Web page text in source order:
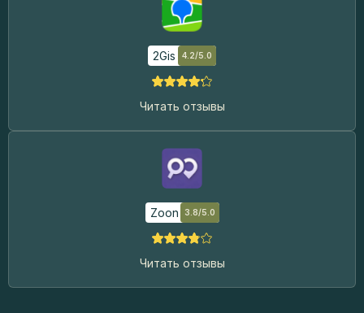
2Gis 4.2/5.0
Читать отзывы
Zoon 3.8/5.0
Читать отзывы